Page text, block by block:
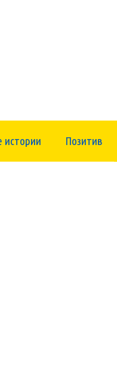
истории Позитив